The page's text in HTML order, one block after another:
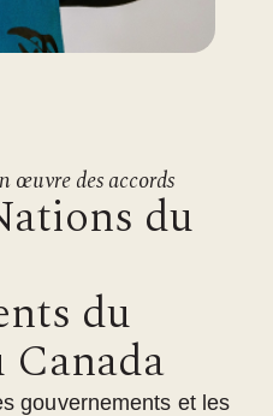
œuvre des accords
du
du
gouvernements et les